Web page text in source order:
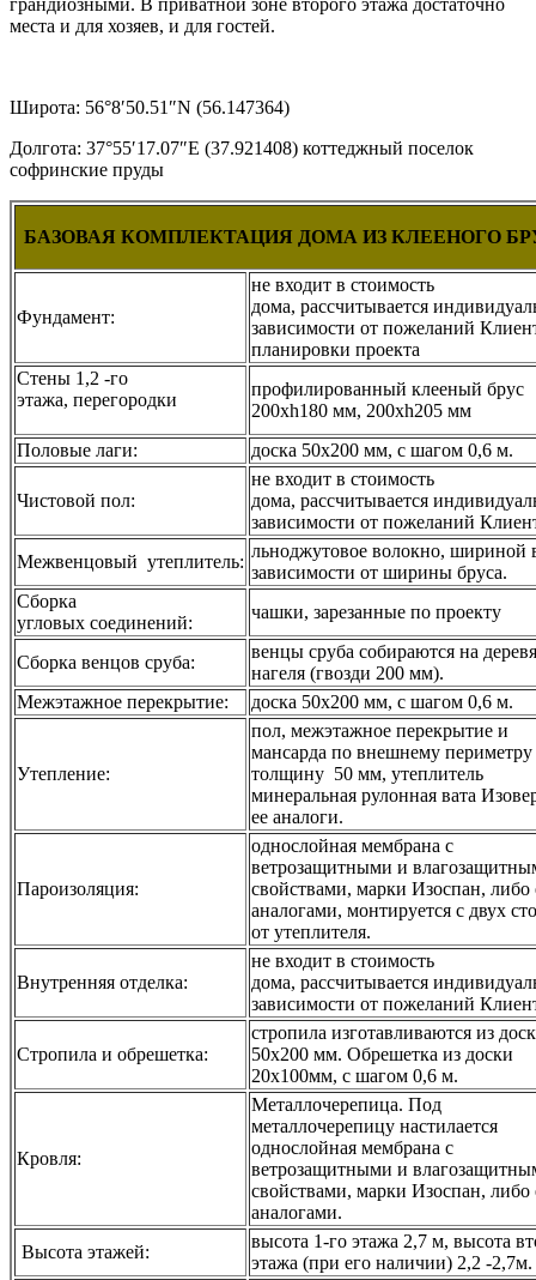
грандиозными. В приватной зоне второго этажа достаточно
места и для хозяев, и для гостей.
Широта: 56°8′50.51″N (56.147364)
Долгота: 37°55′17.07″E (37.921408) коттеджный поселок
софринские пруды
БАЗОВАЯ КОМПЛЕКТАЦИЯ ДОМА ИЗ КЛЕЕНОГО
Фундамент:
не входит в стоимость
дома, рассчитывается
зависимости от пожеланий
планировки проекта
Стены 1,2 -го
этажа, перегородки
профилированный клееный брус
200хh180 мм, 200хh205 мм
Половые лаги:
доска 50х200 мм, с шагом 0,6 м.
Чистовой пол:
не входит в стоимость
дома, рассчитывается
зависимости от пожеланий
Межвенцовый утеплитель:
льноджутовое волокно, шириной
зависимости от ширины бруса.
Сборка
угловых соединений:
чашки, зарезанные по проекту
Сборка венцов сруба:
венцы сруба собираются на
нагеля (гвозди 200 мм).
Межэтажное перекрытие:
доска 50х200 мм, с шагом 0,6 м.
Утепление:
пол, межэтажное перекрытие и
мансарда по внешнему периметру
толщину 50 мм, утеплитель
минеральная рулонная вата
ее аналоги.
Пароизоляция:
однослойная мембрана с
ветрозащитными и
свойствами, марки Изоспан, либо
аналогами, монтируется с двух
от утеплителя.
Внутренняя отделка:
не входит в стоимость
дома, рассчитывается
зависимости от пожеланий
Стропила и обрешетка:
стропила изготавливаются из
50х200 мм. Обрешетка из доски
20х100мм, с шагом 0,6 м.
Кровля:
Металлочерепица. Под
металлочерепицу настилается
однослойная мембрана с
ветрозащитными и
свойствами, марки Изоспан, либо
аналогами.
Высота этажей:
высота 1-го этажа 2,7 м, высота
этажа (при его наличии) 2,2 -2,7м.